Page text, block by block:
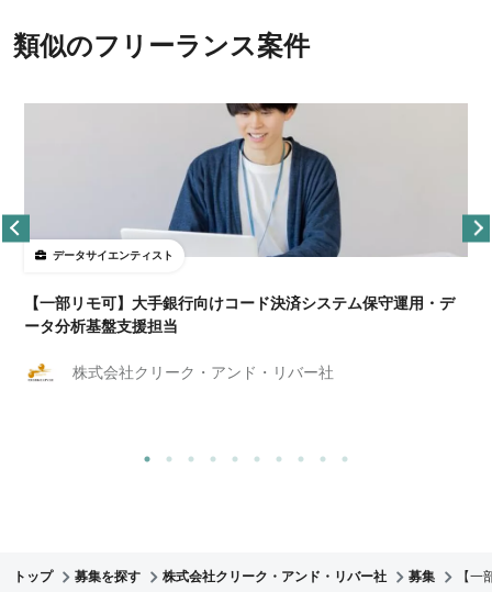
類似のフリーランス案件
データサイエンティスト
【一部リモ可】大手銀行向けコード決済システム保守運用・デ
ータ分析基盤支援担当
株式会社クリーク・アンド・リバー社
トップ 募集を探す 株式会社クリーク・アンド・リバー社 募集 【